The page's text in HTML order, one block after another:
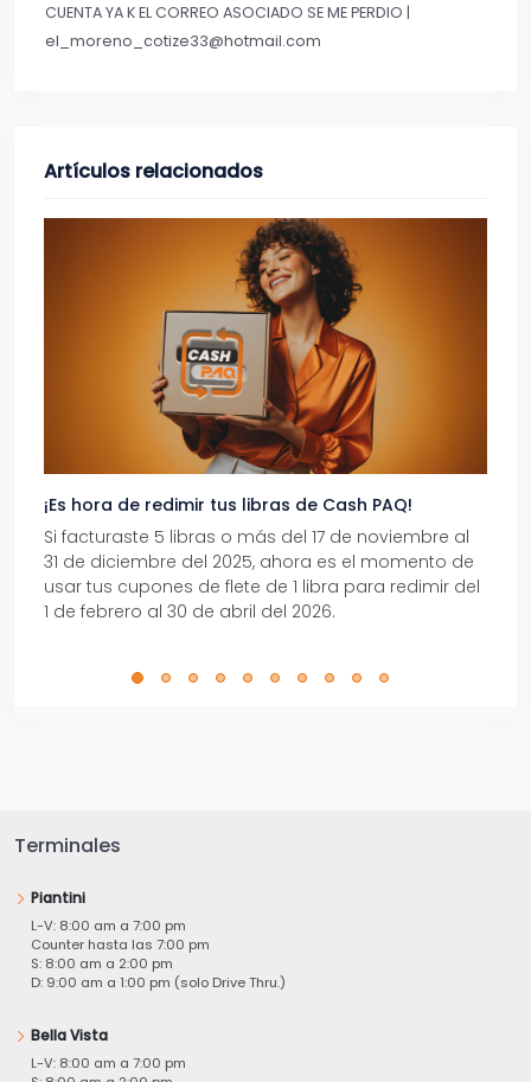
CUENTA YA K EL CORREO ASOCIADO SE ME PERDIO |
el_moreno_cotize33@hotmail.com
Artículos relacionados
¡Es hora de redimir tus libras de Cash PAQ!
Si facturaste 5 libras o más del 17 de noviembre al
31 de diciembre del 2025, ahora es el momento de
usar tus cupones de flete de 1 libra para redimir del
1 de febrero al 30 de abril del 2026.
Terminales
Piantini
L-V: 8:00 am a 7:00 pm
Counter hasta las 7:00 pm
S: 8:00 am a 2:00 pm
D: 9:00 am a 1:00 pm (solo Drive Thru.)
Bella Vista
L-V: 8:00 am a 7:00 pm